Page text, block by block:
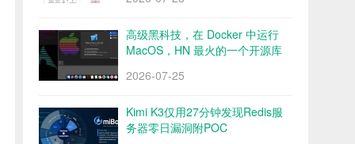
高级黑科技，在 Docker 中运行
MacOS，HN 最火的一个开源库
2026-07-25
Kimi K3仅用27分钟发现Redis服
务器零日漏洞附POC